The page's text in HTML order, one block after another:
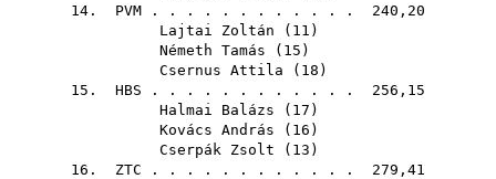
14. PVM . . . . . . . . . . . . 240,20
Lajtai Zoltán ( 11 )
Németh Tamás ( 15 )
Csernus Attila ( 18 )
15. HBS . . . . . . . . . . . . 256,15
Halmai Balázs ( 17 )
Kovács András ( 16 )
Cserpák Zsolt ( 13 )
16. ZTC . . . . . . . . . . . . 279,41